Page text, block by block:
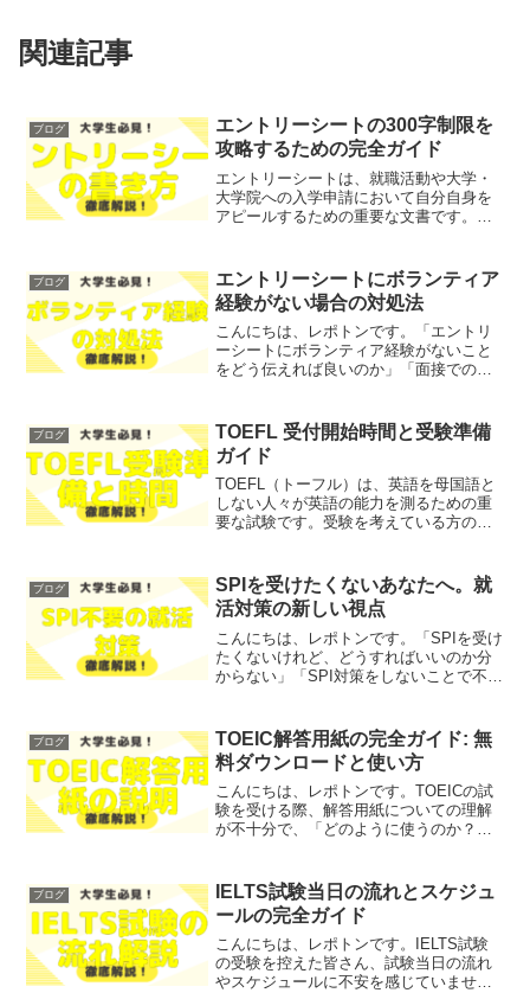
関連記事
ブログ
エントリーシートの300字制限を
攻略するための完全ガイド
エントリーシートは、就職活動や大学・
大学院への入学申請において自分自身を
アピールするための重要な文書です。特
られます。このガイドでは、エントリー
シートの300字制限...
ブログ
エントリーシートにボランティア
経験がない場合の対処法
こんにちは、レポトンです。「エントリ
ーシートにボランティア経験がないこと
をどう伝えれば良いのか」「面接でのボ
こで今回は、ボランティア経験がない場
合の対処法について、わか...
ブログ
TOEFL 受付開始時間と受験準備
ガイド
TOEFL（トーフル）は、英語を母国語と
しない人々が英語の能力を測るための重
要な試験です。受験を考えている方の中
いでしょうか。そこで今回は、TOEFLの
受付開始時間や受...
ブログ
SPIを受けたくないあなたへ。就
活対策の新しい視点
こんにちは、レポトンです。「SPIを受け
たくないけれど、どうすればいいのか分
からない」「SPI対策をしないことで不安
対策の必要性について、わかりやすく解
説します！レ...
ブログ
TOEIC解答用紙の完全ガイド: 無
料ダウンロードと使い方
こんにちは、レポトンです。TOEICの試
験を受ける際、解答用紙についての理解
が不十分で、「どのように使うのか？」
回は、TOEIC解答用紙の全貌を、わかり
やすく解説します...
ブログ
IELTS試験当日の流れとスケジュ
ールの完全ガイド
こんにちは、レポトンです。IELTS試験
の受験を控えた皆さん、試験当日の流れ
やスケジュールに不安を感じていません